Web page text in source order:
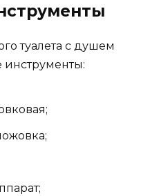
туалета с душем